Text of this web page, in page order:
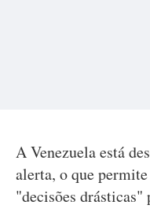
A Venezuela está
alerta, o que
"decisões drásticas"